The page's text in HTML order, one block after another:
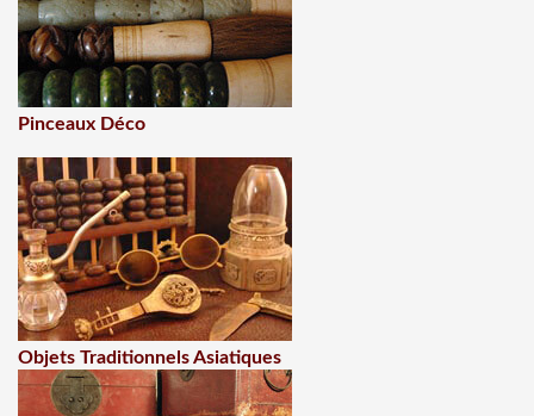
Pinceaux Déco
Objets Traditionnels Asiatiques